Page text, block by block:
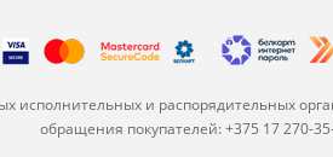
исполнительных и распорядительных
обращения покупателей: +375 17 270-